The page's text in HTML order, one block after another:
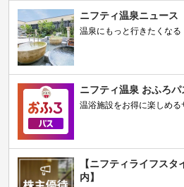
ニフティ温泉ニュース
温泉にもっと行きたくな
ニフティ温泉 おふろパ
温浴施設をお得に楽しめ
【ニフティライフス
内】